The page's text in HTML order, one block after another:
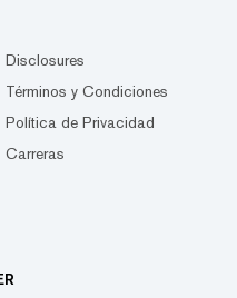
Disclosures
Términos y Condiciones
Política de Privacidad
Carreras